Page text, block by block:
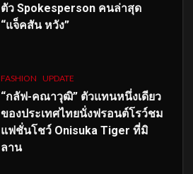
ตัว Spokesperson คนล่าสุด
“แจ็คสัน หวัง”
FASHION UPDATE
“กลัฟ-คณาวุฒิ” ตัวแทนหนึ่งเดียว
ของประเทศไทยนั่งฟรอนต์โรว์ชม
แฟชั่นโชว์ Onisuka Tiger ที่มิ
ลาน